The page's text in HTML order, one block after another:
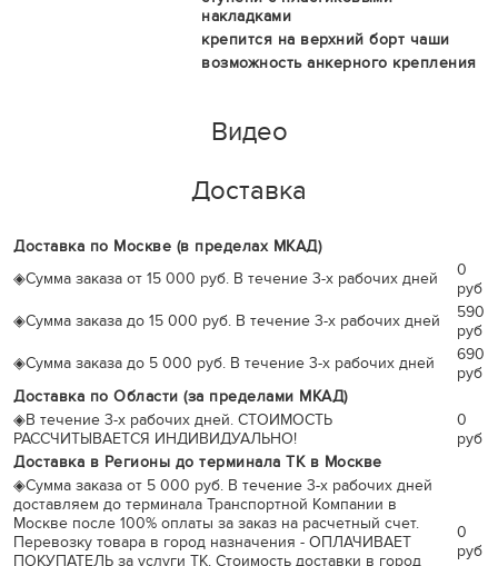
накладками
крепится на верхний борт чаши
возможность анкерного крепления
Видео
Доставка
Доставка по Москве (в пределах МКАД)
◈Сумма заказа от 15 000 руб. В течение 3-х рабочих дней
0
руб
◈Сумма заказа до 15 000 руб. В течение 3-х рабочих дней
590
руб
◈Сумма заказа до 5 000 руб. В течение 3-х рабочих дней
690
руб
Доставка по Области (за пределами МКАД)
◈В течение 3-х рабочих дней. СТОИМОСТЬ
РАССЧИТЫВАЕТСЯ ИНДИВИДУАЛЬНО!
0
руб
Доставка в Регионы до терминала ТК в Москве
◈Сумма заказа от 5 000 руб. В течение 3-х рабочих дней
доставляем до терминала Транспортной Компании в
Москве после 100% оплаты за заказ на расчетный счет.
Перевозку товара в город назначения - ОПЛАЧИВАЕТ
ПОКУПАТЕЛЬ за услуги ТК. Стоимость доставки в город
0
руб